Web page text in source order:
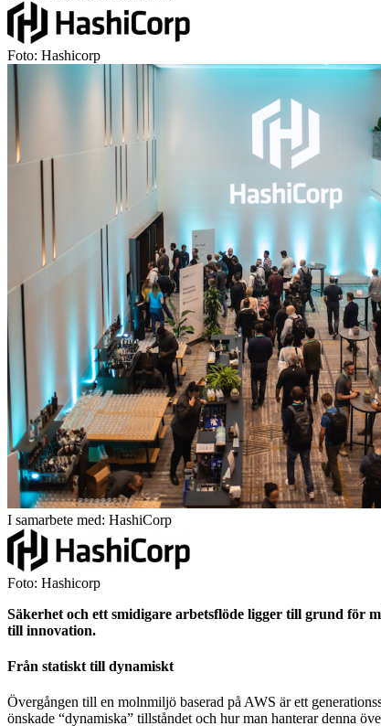
Foto: Hashicorp
I samarbete med: HashiCorp
Foto: Hashicorp
Säkerhet och ett smidigare arbetsflöde ligger till grund för
till innovation.
Från statiskt till dynamiskt
Övergången till en molnmiljö baserad på AWS är ett
önskade “dynamiska” tillståndet och hur man hanterar denna